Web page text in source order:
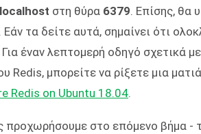
localhost στη θύρα 6379 . Επίσης, θα
. Εάν τα δείτε αυτά, σημαίνει ότι
έναν λεπτομερή οδηγό σχετικά
Redis, μπορείτε να ρίξετε μια
Redis on Ubuntu 18.04
προχωρήσουμε στο επόμενο βήμα -